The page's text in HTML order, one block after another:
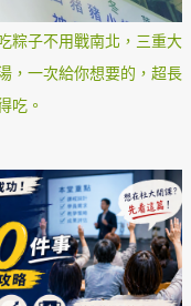
粽子不用戰南北，三重大
，一次給你想要的，超長
吃。